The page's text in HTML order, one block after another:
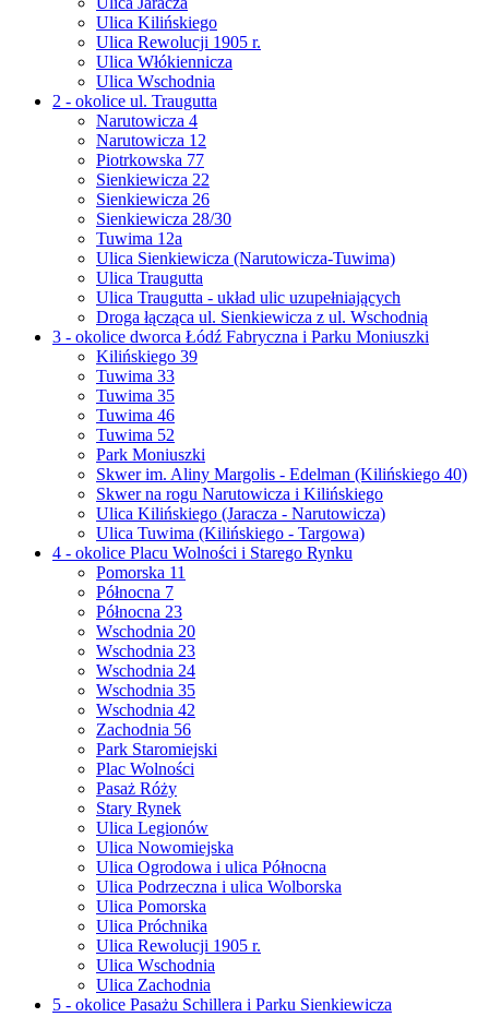
Ulica Kilińskiego
Ulica Rewolucji 1905 r.
Ulica Włókiennicza
Ulica Wschodnia
2 - okolice ul. Traugutta
Narutowicza 4
Narutowicza 12
Piotrkowska 77
Sienkiewicza 22
Sienkiewicza 26
Sienkiewicza 28/30
Tuwima 12a
Ulica Sienkiewicza (Narutowicza-Tuwima)
Ulica Traugutta
Ulica Traugutta - układ ulic uzupełniających
Droga łącząca ul. Sienkiewicza z ul. Wschodnią
3 - okolice dworca Łódź Fabryczna i Parku Moniuszki
Kilińskiego 39
Tuwima 33
Tuwima 35
Tuwima 46
Tuwima 52
Park Moniuszki
Skwer im. Aliny Margolis - Edelman (Kilińskiego 40)
Skwer na rogu Narutowicza i Kilińskiego
Ulica Kilińskiego (Jaracza - Narutowicza)
Ulica Tuwima (Kilińskiego - Targowa)
4 - okolice Placu Wolności i Starego Rynku
Pomorska 11
Północna 7
Północna 23
Wschodnia 20
Wschodnia 23
Wschodnia 24
Wschodnia 35
Wschodnia 42
Zachodnia 56
Park Staromiejski
Plac Wolności
Pasaż Róży
Stary Rynek
Ulica Legionów
Ulica Nowomiejska
Ulica Ogrodowa i ulica Północna
Ulica Podrzeczna i ulica Wolborska
Ulica Pomorska
Ulica Próchnika
Ulica Rewolucji 1905 r.
Ulica Wschodnia
Ulica Zachodnia
5 - okolice Pasażu Schillera i Parku Sienkiewicza